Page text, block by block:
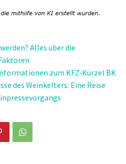
Alles über die
zum KFZ-Kürzel BK
des Weinkelters: Eine Reise